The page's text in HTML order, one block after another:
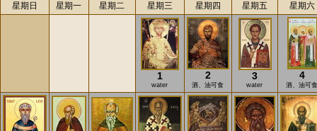
星期日 星期一 星期二 星期三 星期四 星期五 星期六
1
water
2
酒、油可食
3
water
4
酒、油可